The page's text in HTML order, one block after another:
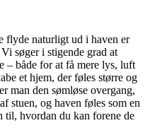
flyde naturligt ud i haven er
søger i stigende grad at
– både for at få mere lys, luft
et hjem, der føles større og
man den sømløse overgang,
stuen, og haven føles som en
til, hvordan du kan forene de